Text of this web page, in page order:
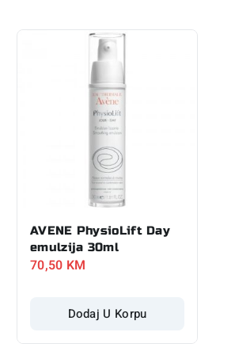
AVENE PhysioLift Day
emulzija 30ml
70,50 KM
Dodaj U Korpu